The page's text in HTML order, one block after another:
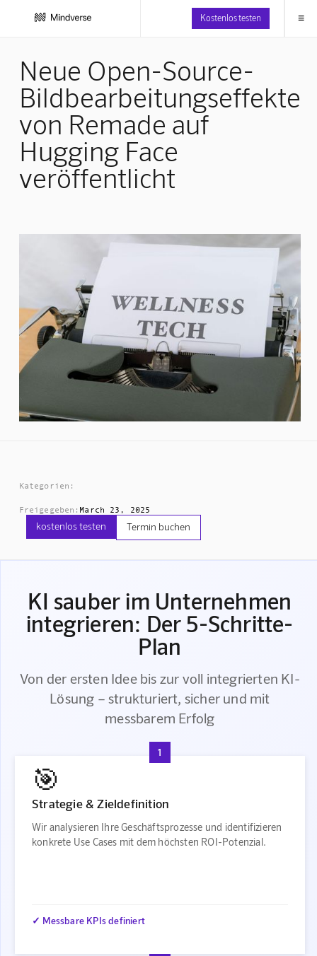
Kostenlos testen ≡
Neue Open-Source-
Bildbearbeitungseffekte
von Remade auf
Hugging Face
veröffentlicht
Kategorien:
Freigegeben: March 23, 2025
kostenlos testen Termin buchen
KI sauber im Unternehmen
integrieren: Der 5-Schritte-
Plan
Von der ersten Idee bis zur voll integrierten KI-
Lösung – strukturiert, sicher und mit
messbarem Erfolg
1
🎯
Strategie & Zieldefinition
Wir analysieren Ihre Geschäftsprozesse und identifizieren
konkrete Use Cases mit dem höchsten ROI-Potenzial.
✓ Messbare KPIs definiert